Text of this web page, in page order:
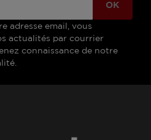
adresse email, vous
actualités par courrier
connaissance de notre